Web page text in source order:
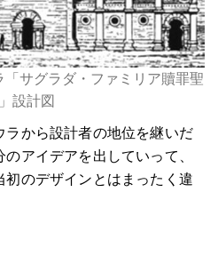
サグラダ・ファミリア贖罪聖
設計図
から設計者の地位を継いだ
アイデアを出していって、
のデザインとはまったく違